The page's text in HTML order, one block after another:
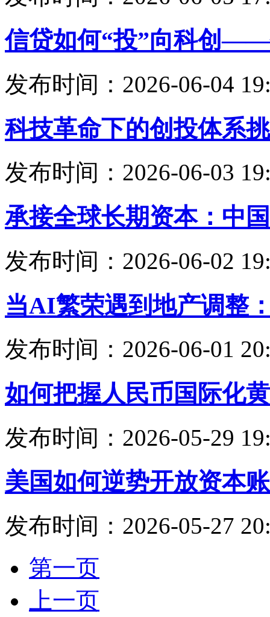
信贷如何“投”向科创
发布时间：2026-06-04
科技革命下的创投体系
发布时间：2026-06-03
承接全球长期资本：中
发布时间：2026-06-02
当AI繁荣遇到地产调整
发布时间：2026-06-01
如何把握人民币国际化
发布时间：2026-05-29
美国如何逆势开放资本
发布时间：2026-05-27
第一页
上一页